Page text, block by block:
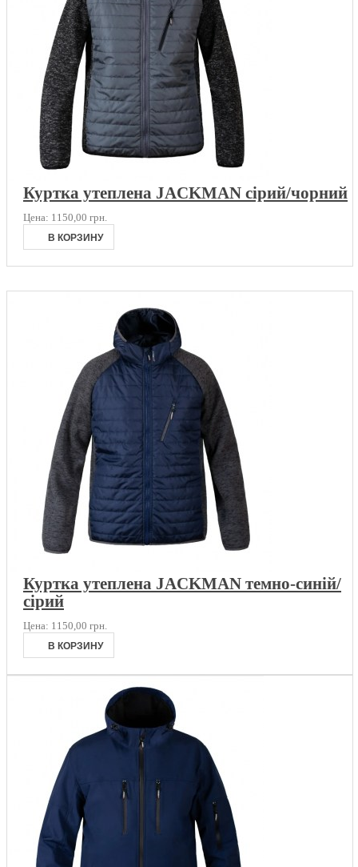
Куртка утеплена JACKMAN сірий/чорний
Цена: 1150,00 грн.
Куртка утеплена JACKMAN темно-синій/
сірий
Цена: 1150,00 грн.